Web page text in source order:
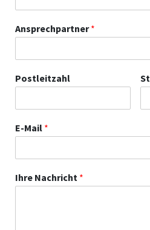
Ansprechpartner*
Postleitzahl
E-Mail *
Ihre Nachricht *